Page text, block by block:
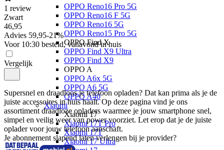
OPPO Reno16 Pro 5G
OPPO Reno16 F 5G
OPPO Reno16 5G
OPPO Reno15 Pro 5G
OPPO Find X
OPPO Find X9 Ultra
OPPO Find X9
OPPO A
OPPO A6x 5G
OPPO A6 5G
OPPO A40
Xiaomi
Xiaomi 17
Xiaomi 17T Pro
Xiaomi 17T
Xiaomi 17 Ultra
1 review
Zwart
46,95
Advies 59,95-21%
Voor 10:30 besteld, vanavond in huis
Vergelijk
Supersnel en draadloos je telefoon opladen? Dat kan prima als je de
juiste accessoires in huis haalt. Op deze pagina vind je ons
assortiment draadloze opladers waarmee je jouw smartphone snel,
simpel en veilig weer van power voorziet. Let erop dat je de juiste
oplader voor jouw telefoon aanschaft.
Je abonnement slapend laten verlengen bij je provider?